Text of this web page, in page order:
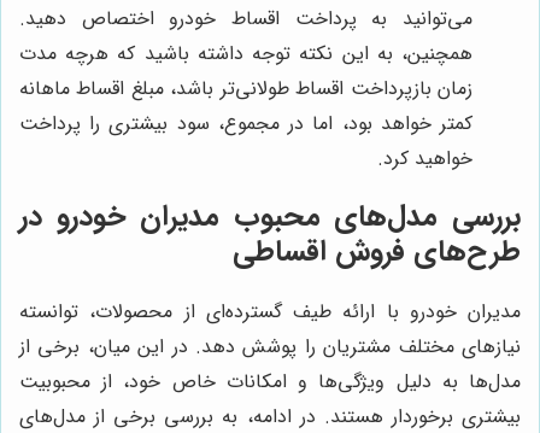
می‌توانید به پرداخت اقساط خودرو اختصاص دهید.
همچنین، به این نکته توجه داشته باشید که هرچه مدت
زمان بازپرداخت اقساط طولانی‌تر باشد، مبلغ اقساط ماهانه
کمتر خواهد بود، اما در مجموع، سود بیشتری را پرداخت
خواهید کرد.
بررسی مدل‌های محبوب مدیران خودرو در
طرح‌های فروش اقساطی
مدیران خودرو با ارائه طیف گسترده‌ای از محصولات، توانسته
نیازهای مختلف مشتریان را پوشش دهد. در این میان، برخی از
مدل‌ها به دلیل ویژگی‌ها و امکانات خاص خود، از محبوبیت
بیشتری برخوردار هستند. در ادامه، به بررسی برخی از مدل‌های